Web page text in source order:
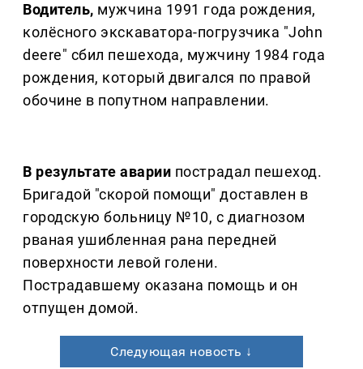
Водитель, мужчина 1991 года рождения,
колёсного экскаватора-погрузчика "John
deere" сбил пешехода, мужчину 1984 года
рождения, который двигался по правой
обочине в попутном направлении.
В результате аварии пострадал пешеход.
Бригадой "скорой помощи" доставлен в
городскую больницу №10, с диагнозом
рваная ушибленная рана передней
поверхности левой голени.
Пострадавшему оказана помощь и он
отпущен домой.
Следующая новость ↓